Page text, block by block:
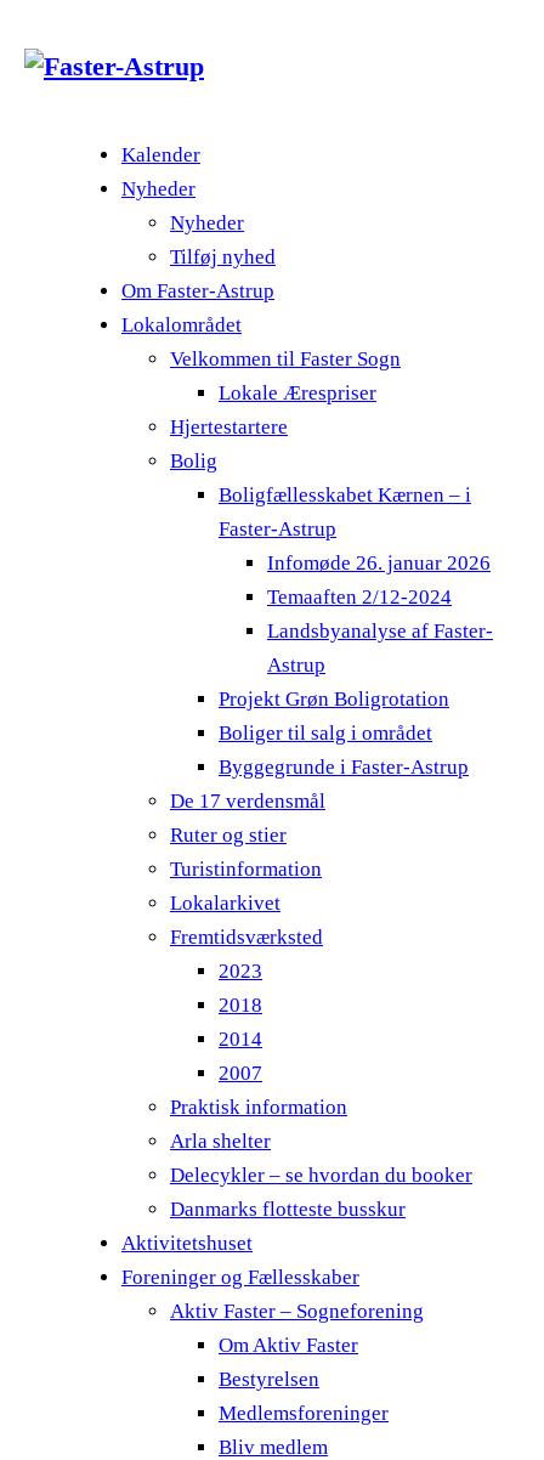
Kalender
Nyheder
Nyheder
Tilføj nyhed
Om Faster-Astrup
Lokalområdet
Velkommen til Faster Sogn
Lokale Ærespriser
Hjertestartere
Bolig
Boligfællesskabet Kærnen – i
Faster-Astrup
Infomøde 26. januar 2026
Temaaften 2/12-2024
Landsbyanalyse af Faster-
Astrup
Projekt Grøn Boligrotation
Boliger til salg i området
Byggegrunde i Faster-Astrup
De 17 verdensmål
Ruter og stier
Turistinformation
Lokalarkivet
Fremtidsværksted
2023
2018
2014
2007
Praktisk information
Arla shelter
Delecykler – se hvordan du booker
Danmarks flotteste busskur
Aktivitetshuset
Foreninger og Fællesskaber
Aktiv Faster – Sogneforening
Om Aktiv Faster
Bestyrelsen
Medlemsforeninger
Bliv medlem